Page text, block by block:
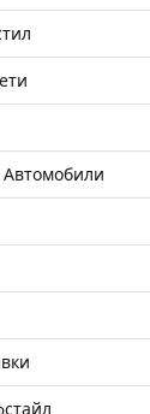
Автомобили